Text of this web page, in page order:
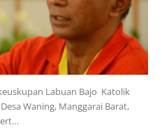
Labuan Bajo Katolik
Waning, Manggarai Barat,